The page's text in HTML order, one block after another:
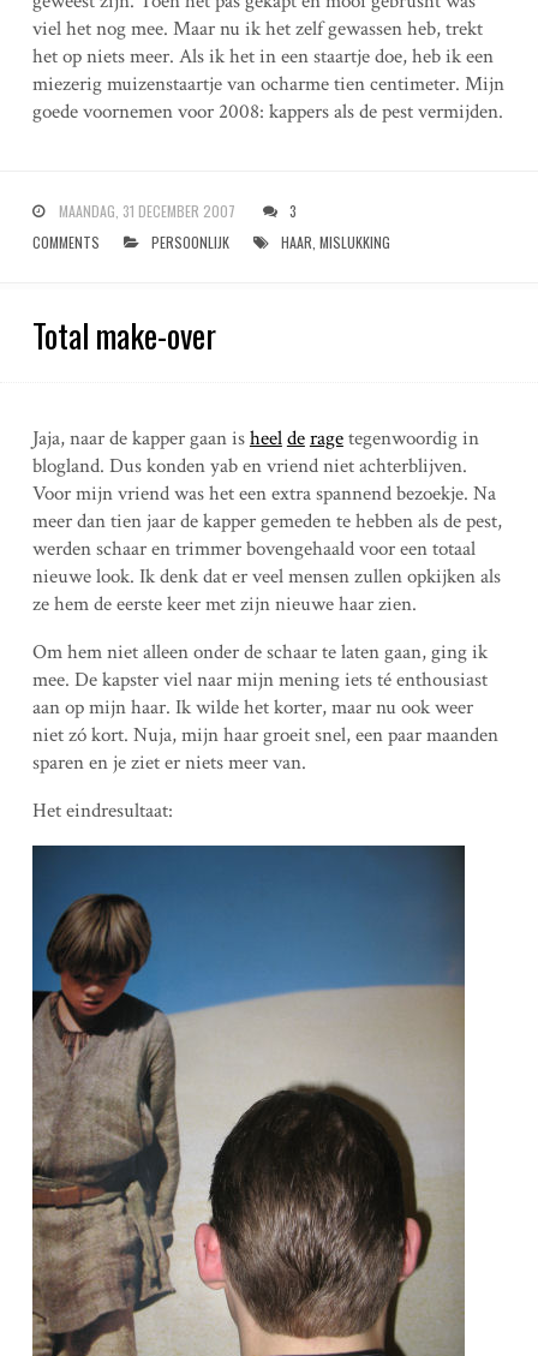
viel het nog mee. Maar nu ik het zelf gewassen heb, trekt
het op niets meer. Als ik het in een staartje doe, heb ik een
miezerig muizenstaartje van ocharme tien centimeter. Mijn
goede voornemen voor 2008: kappers als de pest vermijden.
MAANDAG, 31 DECEMBER 2007
3
COMMENTS
PERSOONLIJK HAAR MISLUKKING
Total make-over
Jaja, naar de kapper gaan isheelderagetegenwoordig in
blogland. Dus konden yab en vriend niet achterblijven.
Voor mijn vriend was het een extra spannend bezoekje. Na
meer dan tien jaar de kapper gemeden te hebben als de pest,
werden schaar en trimmer bovengehaald voor een totaal
nieuwe look. Ik denk dat er veel mensen zullen opkijken als
ze hem de eerste keer met zijn nieuwe haar zien.
Om hem niet alleen onder de schaar te laten gaan, ging ik
mee. De kapster viel naar mijn mening iets té enthousiast
aan op mijn haar. Ik wilde het korter, maar nu ook weer
niet zó kort. Nuja, mijn haar groeit snel, een paar maanden
sparen en je ziet er niets meer van.
Het eindresultaat: